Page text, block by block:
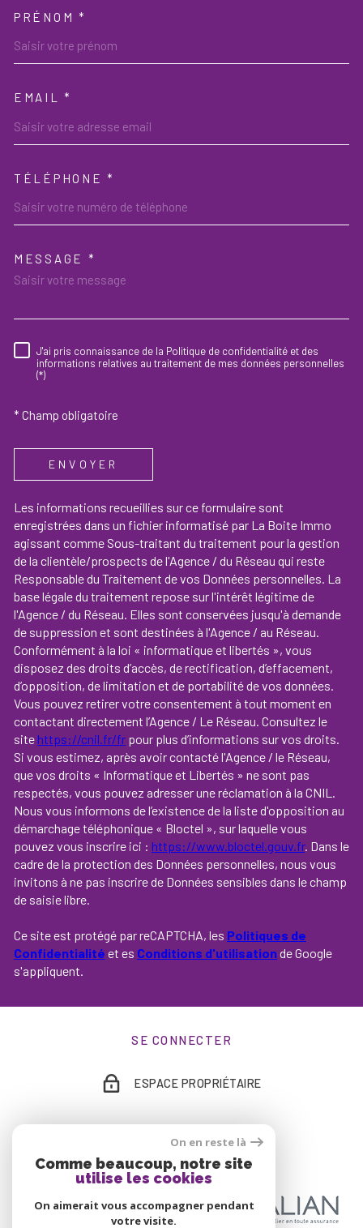
PRÉNOM *
EMAIL *
TÉLÉPHONE *
MESSAGE *
RÈGLEMENTATION
J'ai pris connaissance de la Politique de confidentialité et des
informations relatives au traitement de mes données personnelles
(*)
* Champ obligatoire
ENVOYER
Les informations recueillies sur ce formulaire sont
enregistrées dans un fichier informatisé par La Boite Immo
agissant comme Sous-traitant du traitement pour la gestion
de la clientèle/prospects de l'Agence / du Réseau qui reste
Responsable du Traitement de vos Données personnelles. La
base légale du traitement repose sur l'intérêt légitime de
l'Agence / du Réseau. Elles sont conservées jusqu'à demande
de suppression et sont destinées à l'Agence / au Réseau.
Conformément à la loi « informatique et libertés », vous
disposez des droits d’accès, de rectification, d’effacement,
d’opposition, de limitation et de portabilité de vos données.
Vous pouvez retirer votre consentement à tout moment en
contactant directement l’Agence / Le Réseau. Consultez le
site https://cnil.fr/fr pour plus d’informations sur vos droits.
Si vous estimez, après avoir contacté l'Agence / le Réseau,
que vos droits « Informatique et Libertés » ne sont pas
respectés, vous pouvez adresser une réclamation à la CNIL.
Nous vous informons de l’existence de la liste d'opposition au
démarchage téléphonique « Bloctel », sur laquelle vous
pouvez vous inscrire ici : https://www.bloctel.gouv.fr. Dans le
cadre de la protection des Données personnelles, nous vous
invitons à ne pas inscrire de Données sensibles dans le champ
de saisie libre.
Ce site est protégé par reCAPTCHA, les Politiques de
Confidentialité et es Conditions d'utilisationde Google
s'appliquent.
SE CONNECTER
ESPACE PROPRIÉTAIRE
On en reste là
Comme beaucoup, notre site
utilise les cookies
On aimerait vous accompagner pendant
votre visite.